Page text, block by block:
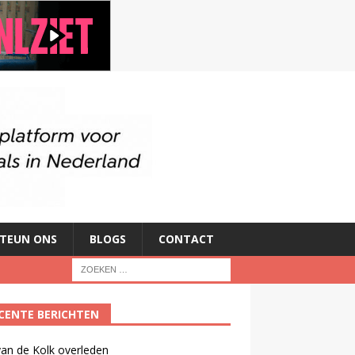
ONS BLOGS CONTACT
BERICHTEN
de Kolk overleden